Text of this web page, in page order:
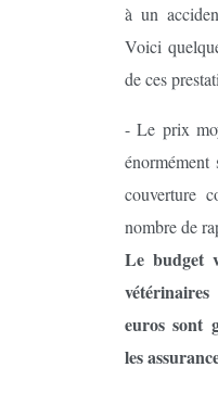
à un
Voici
de ces
- Le prix
couverture
nombre de
Le budget
euros sont
les